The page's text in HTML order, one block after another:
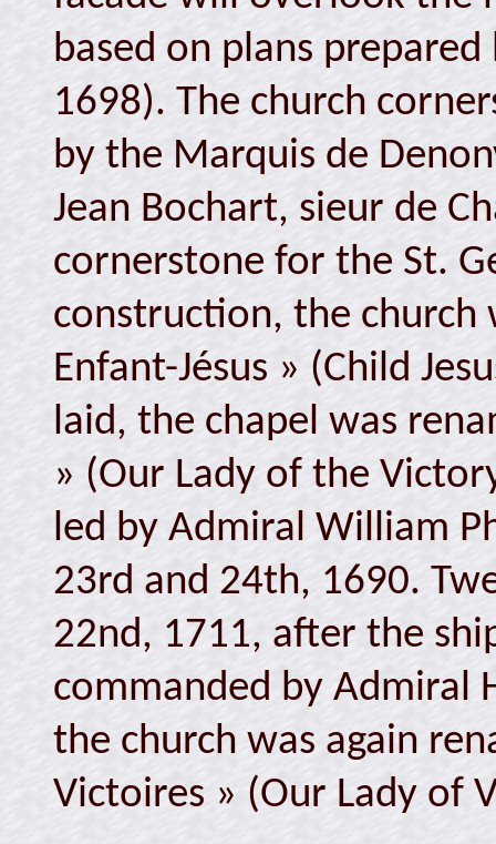
based on plans
1698). The church
by the Marquis de
Jean Bochart, sieur de
cornerstone for the St.
construction, the church
Enfant-Jésus » (Child
laid, the chapel was
» (Our Lady of the
led by Admiral William
23rd and 24th, 1690.
22nd, 1711, after the
commanded by Admiral
the church was again
Victoires » (Our Lady of